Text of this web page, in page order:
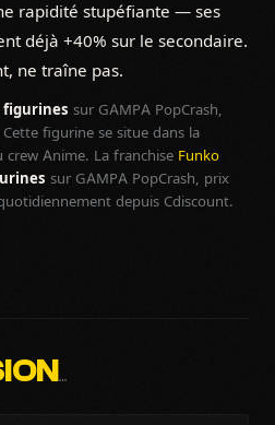
rapidité stupéfiante — ses
déjà +40% sur le secondaire.
ne traîne pas.
figurines sur GAMPA PopCrash,
Cette figurine se situe dans la
Anime. La franchise Funko
sur GAMPA PopCrash, prix
depuis Cdiscount.
…